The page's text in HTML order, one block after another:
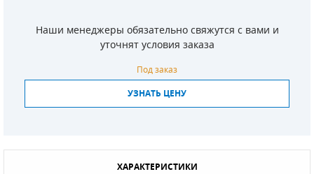
Наши менеджеры обязательно свяжутся с вами и
уточнят условия заказа
Под заказ
УЗНАТЬ ЦЕНУ
ХАРАКТЕРИСТИКИ
СМЕННЫЕ ЭЛЕМЕНТЫ МАГИСТРАЛЬНЫХ
ДЛЯ АДСОРБЦИОННЫХ ОСУШИТЕЛЕЙ